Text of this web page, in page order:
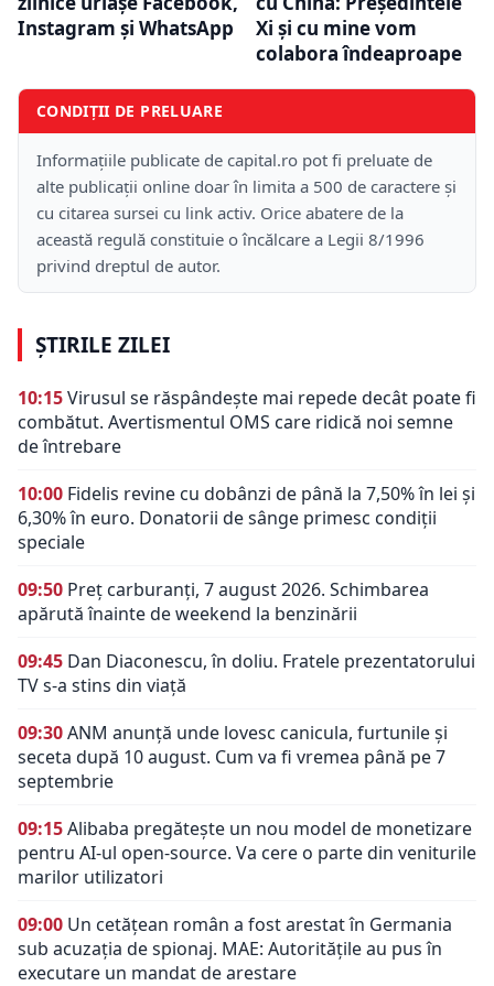
Instagram și WhatsApp
Xi și cu mine vom
colabora îndeaproape
CONDIȚII DE PRELUARE
Informațiile publicate de capital.ro pot fi preluate de
alte publicații online doar în limita a 500 de caractere și
cu citarea sursei cu link activ. Orice abatere de la
această regulă constituie o încălcare a Legii 8/1996
privind dreptul de autor.
ȘTIRILE ZILEI
10:15Virusul se răspândește mai repede decât poate fi
combătut. Avertismentul OMS care ridică noi semne
de întrebare
10:00 Fidelis revine cu dobânzi de până la 7,50% în lei și
6,30% în euro. Donatorii de sânge primesc condiții
speciale
09:50 Preț carburanți, 7 august 2026. Schimbarea
apărută înainte de weekend la benzinării
09:45 Dan Diaconescu, în doliu. Fratele prezentatorului
TV s-a stins din viață
09:30ANM anunță unde lovesc canicula, furtunile și
seceta după 10 august. Cum va fi vremea până pe 7
septembrie
09:15Alibaba pregătește un nou model de monetizare
pentru AI-ul open-source. Va cere o parte din veniturile
marilor utilizatori
09:00 Un cetățean român a fost arestat în Germania
sub acuzația de spionaj. MAE: Autorităţile au pus în
executare un mandat de arestare